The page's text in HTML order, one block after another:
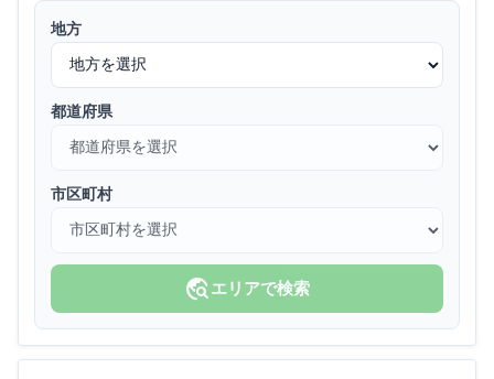
地方
都道府県
市区町村
travel_exploreエリアで検索